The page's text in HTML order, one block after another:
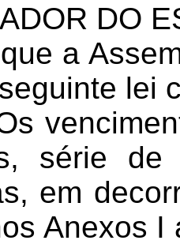
DO
a
lei
série de
em
Anexos